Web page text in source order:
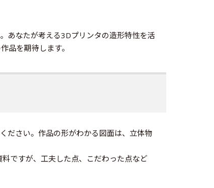
あなたが考える3Dプリンタの造形特性を活
品を期待します。
ださい。作品の形がわかる図面は、立体物
ですが、工夫した点、こだわった点など